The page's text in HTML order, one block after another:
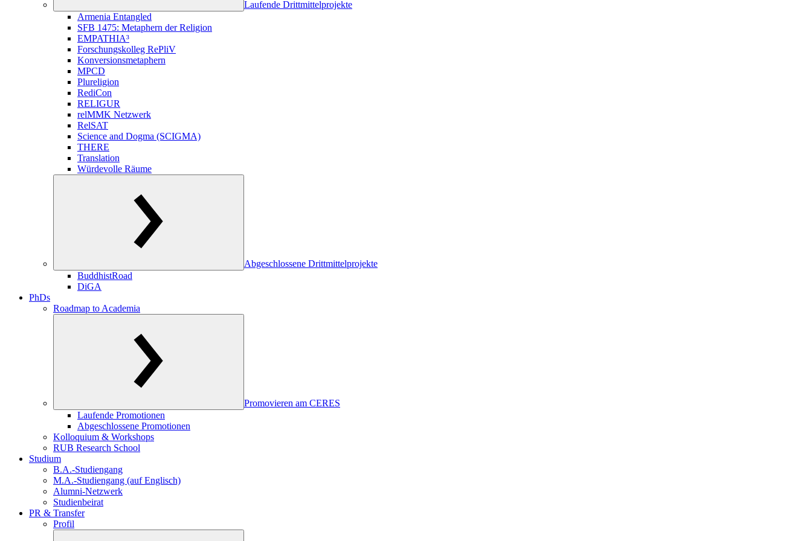
Laufende Drittmittelprojekte
Armenia Entangled
SFB 1475: Metaphern der Religion
EMPATHIA³
Forschungskolleg RePliV
Konversionsmetaphern
MPCD
Plureligion
RediCon
RELIGUR
relMMK Netzwerk
RelSAT
Science and Dogma (SCIGMA)
THERE
Translation
Würdevolle Räume
Abgeschlossene Drittmittelprojekte
BuddhistRoad
DiGA
PhDs
Roadmap to Academia
Promovieren am CERES
Laufende Promotionen
Abgeschlossene Promotionen
Kolloquium & Workshops
RUB Research School
Studium
B.A.-Studiengang
M.A.-Studiengang (auf Englisch)
Alumni-Netzwerk
Studienbeirat
PR & Transfer
Profil